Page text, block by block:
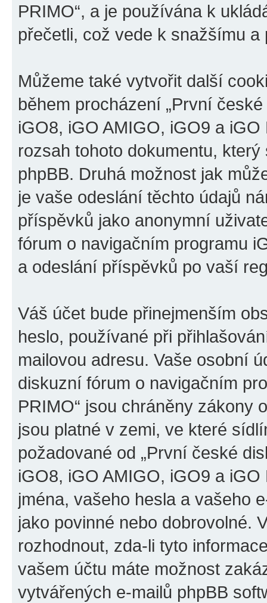
PRIMO“, a je používána k
přečetli, což vede k snažšímu
Můžeme také vytvořit další
během procházení „První
iGO8, iGO AMIGO, iGO9 a
rozsah tohoto dokumentu,
phpBB. Druhá možnost jak
je vaše odeslání těchto údajů
příspěvků jako anonymní
fórum o navigačním programu
a odeslání příspěvků po vaší
Váš účet bude přinejmenším
heslo, používané při
mailovou adresu. Vaše osobní
diskuzní fórum o navigačním
PRIMO“ jsou chráněny zákony
jsou platné v zemi, ve které
požadované od „První české
iGO8, iGO AMIGO, iGO9 a
jména, vašeho hesla a vašeho
jako povinné nebo dobrovolné.
rozhodnout, zda-li tyto
vašem účtu máte možnost
vytvářených e-mailů phpBB